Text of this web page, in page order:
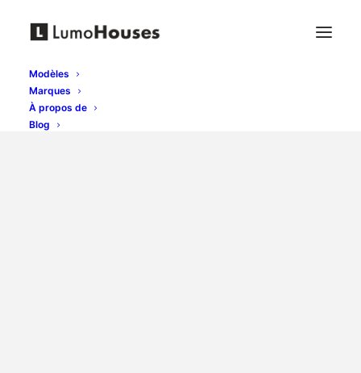
Modèles
Marques
À propos de
Blog